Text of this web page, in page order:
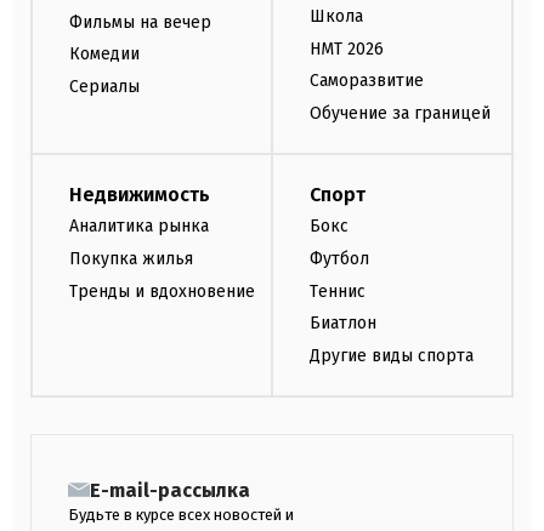
Фильмы на вечер
Комедии
Сериалы
Школа
НМТ 2026
Саморазвитие
Обучение за границей
Недвижимость
Аналитика рынка
Покупка жилья
Тренды и вдохновение
Спорт
Бокс
Футбол
Теннис
Биатлон
Другие виды спорта
E-mail-рассылка
Будьте в курсе всех новостей и